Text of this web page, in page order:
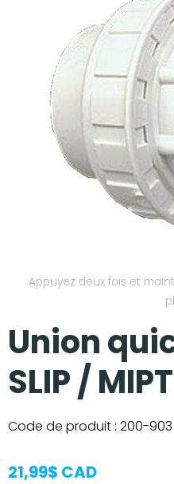
Nos réalisations
Appuyez deux fois et
Union
SLIP / MIPT
Code de produit : 200-903
21,99$ CAD